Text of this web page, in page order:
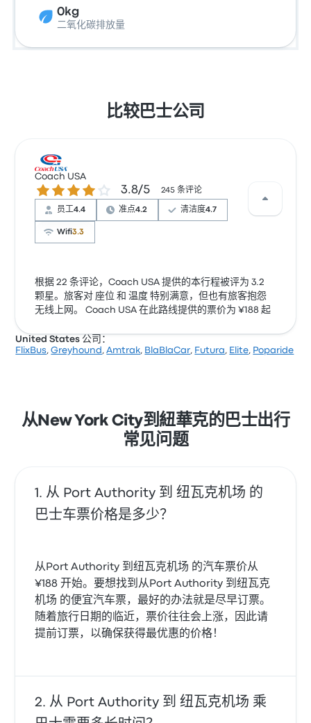
0kg
二氧化碳排放量
比较巴士公司
Coach USA
3.8 / 5 星 3.8/5 245 条评论
员工4.4 准点4.2 清洁度4.7
Wifi3.3
根据 22 条评论，Coach USA 提供的本行程被评为 3.2
颗星。旅客对 座位 和 温度 特别满意，但也有旅客抱怨
无线上网。 Coach USA 在此路线提供的票价为 ¥188 起
United States 公司：
FlixBus,Greyhound ,Amtrak, BlaBlaCar, Futura, Elite, Poparide
从New York City到紐華克的巴士出行
常见问题
从 Port Authority 到 纽瓦克机场 的
巴士车票价格是多少？
从Port Authority 到纽瓦克机场 的汽车票价从
¥188 开始。要想找到从Port Authority 到纽瓦克
机场 的便宜汽车票，最好的办法就是尽早订票。
随着旅行日期的临近，票价往往会上涨，因此请
提前订票，以确保获得最优惠的价格！
从 Port Authority 到 纽瓦克机场 乘